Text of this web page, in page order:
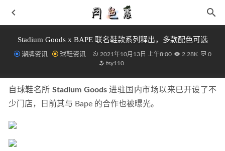
Stadium Goods x BAPE 联名鞋款系列释出，多款配色可选
潮牌资讯 球鞋资讯 2021年10月13日 上午8:00 2.28K
0
tsy110
自球鞋名所 Stadium Goods 进驻国内市场以来已开设了不
少门店，日前其与 Bape 的合作也被曝光。